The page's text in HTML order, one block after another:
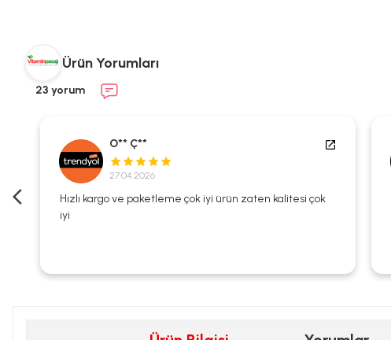
Ürün Yorumları
23 yorum
O** Ç**
27.04.2026
Hızlı kargo ve paketleme çok iyi ürün zaten kalitesi çok
iyi